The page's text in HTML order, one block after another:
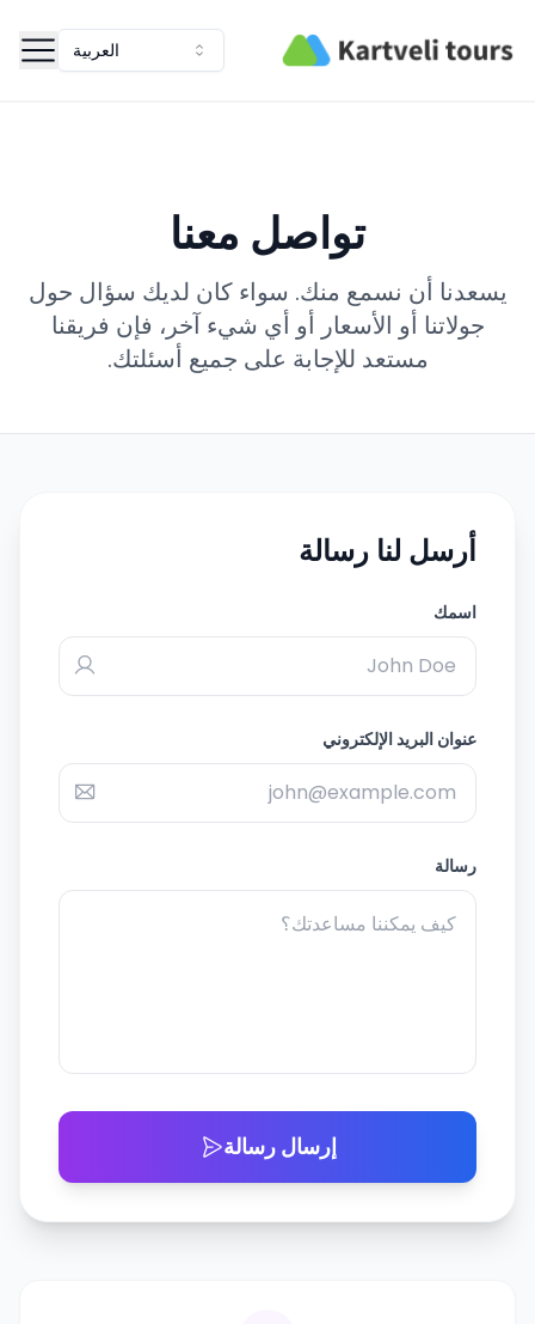
Kartveli Tours العربية
تواصل معنا
يسعدنا أن نسمع منك. سواء كان لديك سؤال حول
جولاتنا أو الأسعار أو أي شيء آخر، فإن فريقنا
مستعد للإجابة على جميع أسئلتك.
أرسل لنا رسالة
اسمك
عنوان البريد الإلكتروني
رسالة
إرسال رسالة